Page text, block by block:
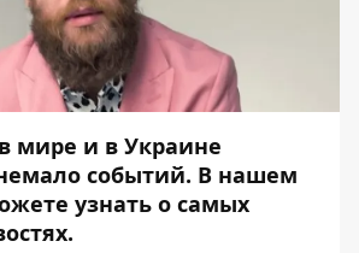
мире и в Украине
событий. В нашем
узнать о самых